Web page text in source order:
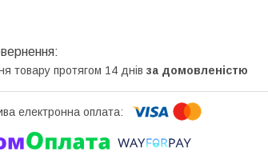
товару протягом 14 днів за домовленістю